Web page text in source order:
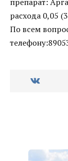
расхода 0,05
По всем